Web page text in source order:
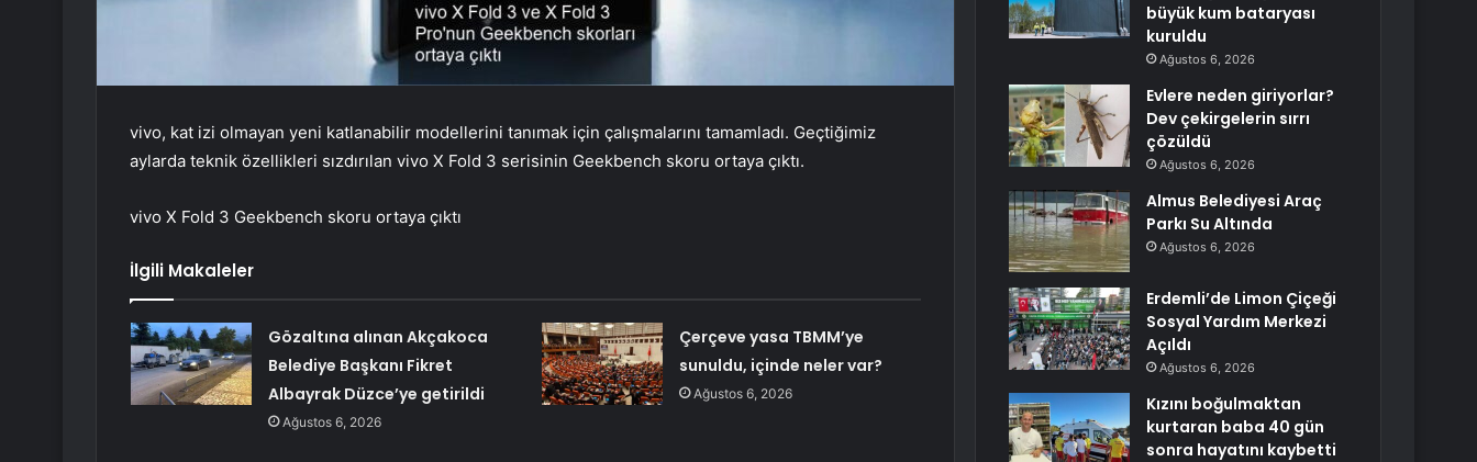
vivo, kat izi olmayan yeni katlanabilir modellerini tanımak için çalışmalarını tamamladı. Geçtiğimiz
aylarda teknik özellikleri sızdırılan vivo X Fold 3 serisinin Geekbench skoru ortaya çıktı.
vivo X Fold 3 Geekbench skoru ortaya çıktı
İlgili Makaleler
Gözaltına alınan Akçakoca
Belediye Başkanı Fikret
Albayrak Düzce’ye getirildi
Ağustos 6, 2026
Çerçeve yasa TBMM’ye
sunuldu, içinde neler var?
Ağustos 6, 2026
büyük kum bataryası
kuruldu
Ağustos 6, 2026
Evlere neden giriyorlar?
Dev çekirgelerin sırrı
çözüldü
Ağustos 6, 2026
Almus Belediyesi Araç
Parkı Su Altında
Ağustos 6, 2026
Erdemli’de Limon Çiçeği
Sosyal Yardım Merkezi
Açıldı
Ağustos 6, 2026
Kızını boğulmaktan
kurtaran baba 40 gün
sonra hayatını kaybetti